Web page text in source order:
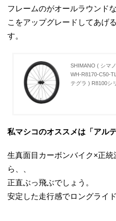
フレームのがオールラウンド
こをアップグレードしてあげ
す。
SHIMANO ( シマ
WH-R8170-C50-
テグラ ) R8100シ
私マシコのオススメは「アル
生真面目カーボンバイク×正
ら、、
正直ぶっ飛ぶでしょう。
安定した走行感でロングライ